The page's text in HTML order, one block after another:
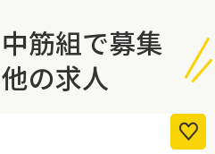
筋組で募集
の求人